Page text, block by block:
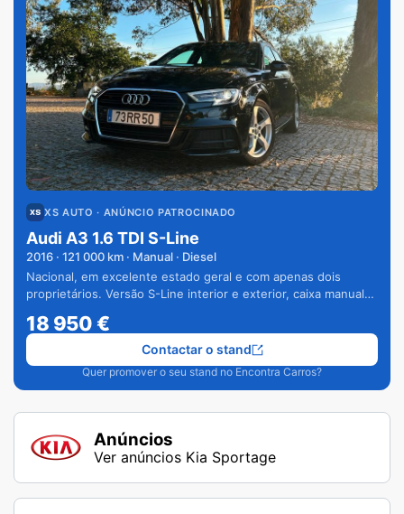
XS AUTO · ANÚNCIO PATROCINADO
Audi A3 1.6 TDI S-Line
2016 · 121 000 km · Manual · Diesel
Nacional, em excelente estado geral e com apenas dois
proprietários. Versão S-Line interior e exterior, caixa manual
18 950€
Quer promover o seu stand no Encontra Carros?
Contactar o stand
Anúncios
Ver anúncios Kia Sportage